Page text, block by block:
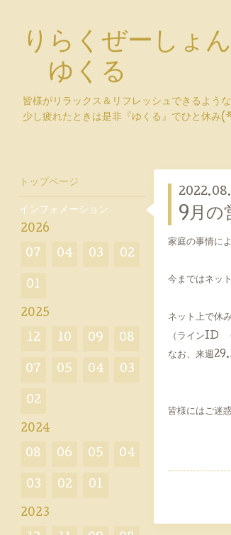
りらくぜーしょ
ゆくる
皆様がリラックス＆リフレッシュできるよう
少し疲れたときは是非『ゆくる』でひと休
9月の
家庭の事情に
今まではネッ
ネット上で休
（ラインID
なお、来週
皆様にはご迷
トップページ
インフォメーション
2026
07 04 03 02
01
2025
12 10 09 08
07 05 04 03
02
2024
08 06 05 04
03 02 01
2023